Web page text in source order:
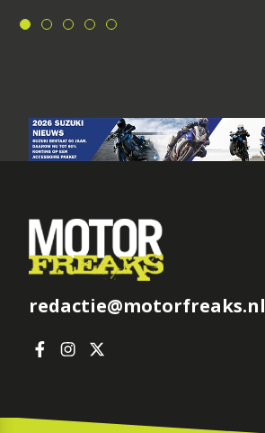
redactie@motorfreaks.nl